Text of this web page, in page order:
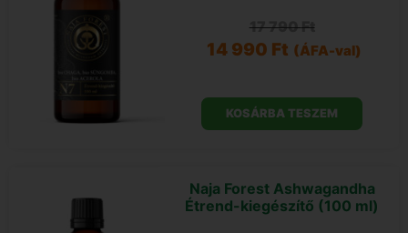
17 790Ft
14 990 Ft (ÁFA-val)
KOSÁRBA TESZEM
Naja Forest Ashwagandha
Étrend-kiegészítő (100 ml)